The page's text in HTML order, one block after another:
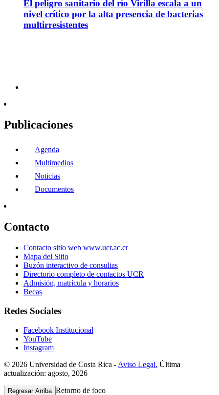
El peligro sanitario del río Virilla escala a un
nivel crítico por la alta presencia de bacterias
multirresistentes
Publicaciones
Agenda
Multimedios
Noticias
Documentos
Contacto
Contacto sitio web www.ucr.ac.cr
Mapa del Sitio
Buzón interactivo de consultas
Directorio completo de contactos UCR
Admisión, matrícula y horarios
Becas
Redes Sociales
Facebook Institucional
YouTube
Instagram
© 2026 Universidad de Costa Rica - Aviso Legal. Última
actualización: agosto, 2026
Regresar Arriba Retorno de foco